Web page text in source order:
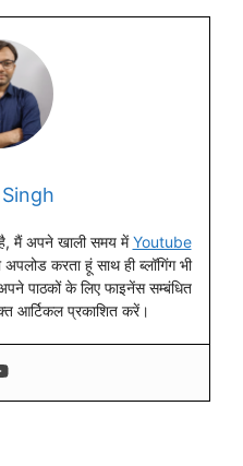
है, मैं अपने खाली समय मेंYoutube
करता हूं साथ ही ब्लॉगिंग भी
पाठकों के लिए फाइनेंस सम्बंधित
आर्टिकल प्रकाशित करें।